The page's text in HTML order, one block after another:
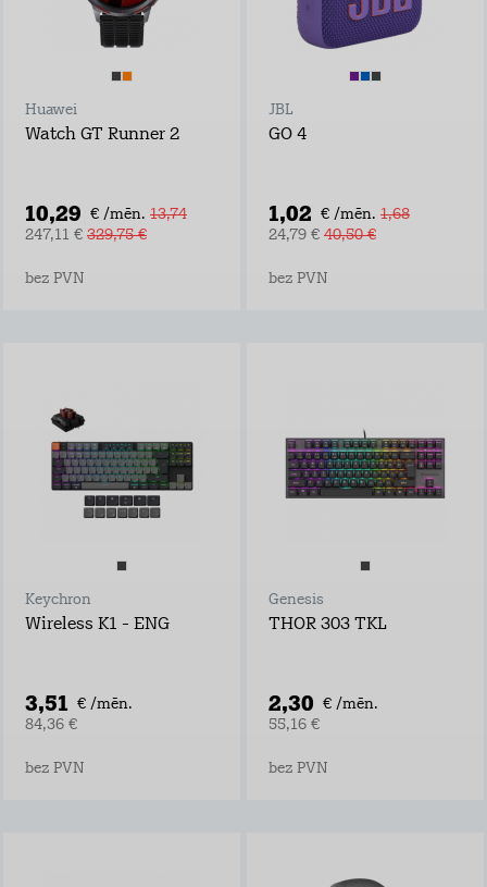
Huawei
Watch GT Runner 2
10,29 € /mēn. 13,74
247,11 € 329,75 €
bez PVN
JBL
GO 4
1,02 € /mēn. 1,68
24,79 € 40,50 €
bez PVN
Keychron
Wireless K1 - ENG
3,51 € /mēn.
84,36 €
bez PVN
Genesis
THOR 303 TKL
2,30 € /mēn.
55,16 €
bez PVN